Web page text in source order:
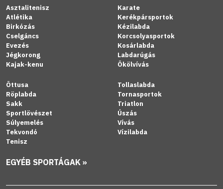
Asztalitenisz
Atlétika
Birkózás
Cselgáncs
Evezés
Jégkorong
Kajak-kenu
Karate
Kerékpársportok
Kézilabda
Korcsolyasportok
Kosárlabda
Labdarúgás
Ökölvívás
Öttusa
Röplabda
Sakk
Sportlövészet
Súlyemelés
Tekvondó
Tenisz
Tollaslabda
Tornasportok
Triatlon
Úszás
Vívás
Vízilabda
EGYÉB SPORTÁGAK »